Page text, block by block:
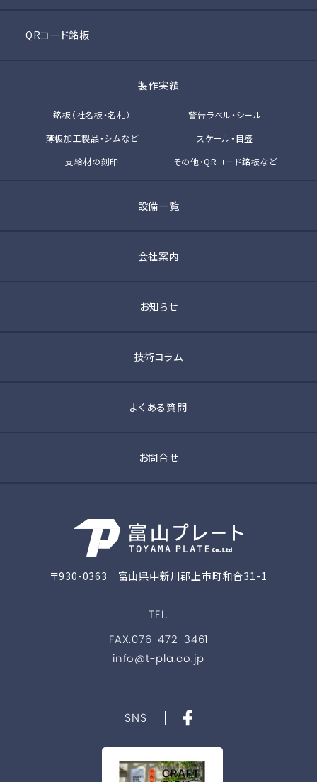
QRコード銘板
製作実績
銘板（社名板・名札）
警告ラベル・シール
薄板加工製品・シムなど
スケール・目盛
支給材の刻印
その他・QRコード銘板など
設備一覧
会社案内
お知らせ
技術コラム
よくある質問
お問合せ
〒930-0363 富山県中新川郡上市町和合31-1
TEL.
FAX.076-472-3461
info@t-pla.co.jp
SNS